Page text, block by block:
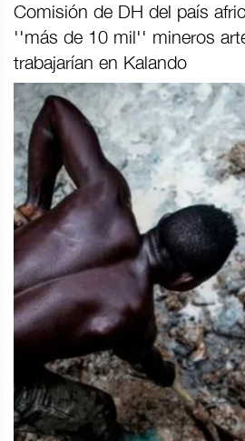
Comisión de DH del país
''más de 10 mil'' mineros
trabajarían en Kalando